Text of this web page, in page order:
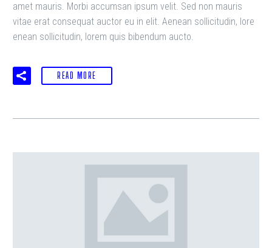
amet mauris. Morbi accumsan ipsum velit. Sed non mauris
vitae erat consequat auctor eu in elit. Aenean sollicitudin, lore
enean sollicitudin, lorem quis bibendum aucto.
READ MORE